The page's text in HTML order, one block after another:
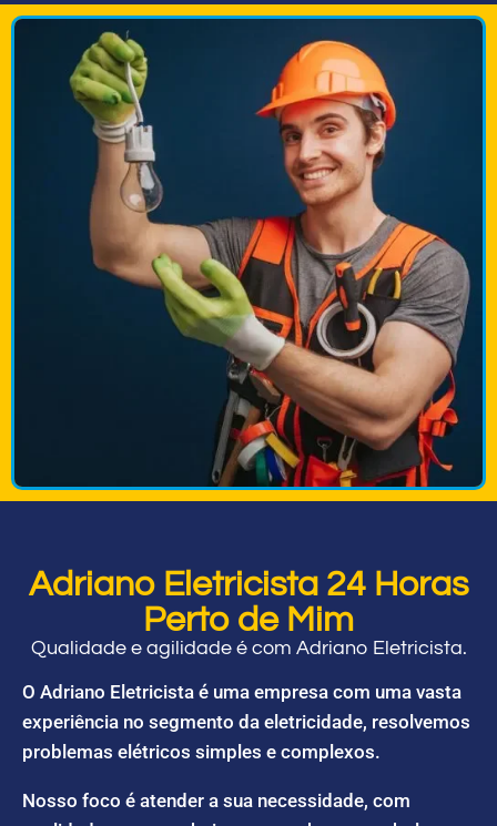
Adriano Eletricista 24 Horas
Perto de Mim
Qualidade e agilidade é com Adriano Eletricista.
O Adriano Eletricista é uma empresa com uma vasta
experiência no segmento da eletricidade, resolvemos
problemas elétricos simples e complexos.
Nosso foco é atender a sua necessidade, com